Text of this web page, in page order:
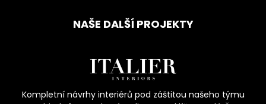
NAŠE DALŠÍ PROJEKTY
Kompletní návrhy interiérů pod záštitou našeho týmu